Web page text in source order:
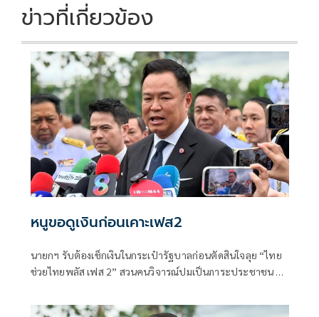
ข่าวที่เกี่ยวข้อง
หนูขอดูเงินก่อนเคาะเฟส2
นายกฯ รับต้องเช็กเงินในกระเป๋ารัฐบาลก่อนตัดสินใจลุย “ไทย
ช่วยไทยพลัส เฟส 2” สวนคนวิจารณ์ปมเป็นภาระประชาชน ชี้
ไทยพลัสหรือไม่